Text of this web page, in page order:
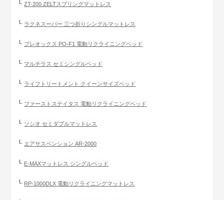
ZT-200 ZELTスプリングマットレス
ラクネスーパー 三つ折りシングルマットレス
プレオックス PO-F1 電動リクライニングベッド
マルチラス セミシングルベッド
ライフトリートメント クイーンサイズベッド
ファーストステイタス 電動リクライニングベッド
ソシオ セミダブルマットレス
エアサスペンション AR-2000
E-MAXマットレス シングルベッド
RP-1000DLX 電動リクライニングマットレス